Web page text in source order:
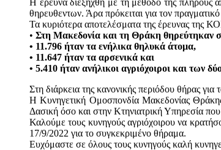
θηρευθεντων. Άρα πρόκειται για τον
Τα κυριότερα αποτελέσματα της έρευνας της
• Στη Μακεδονία και τη Θράκη θηρεύτηκαν
• 11.796 ήταν τα ενήλικα θηλυκά άτομα,
• 11.647 ήταν τα αρσενικά και
• 5.410 ήταν ανήλικοι αγριόχοιροι και των
Στη διάρκεια της κανονικής περιόδου θήρας
Η Κυνηγετική Ομοσπονδία Μακεδονίας
Δασική όσο και στην Κτηνιατρική Υπηρεσία που
Καλούμε τους κυνηγούς αγριόχοιρου να
17/9/2022 για το συγκεκριμένο θήραμα.
Ευχόμαστε σε όλους τους κυνηγούς καλή